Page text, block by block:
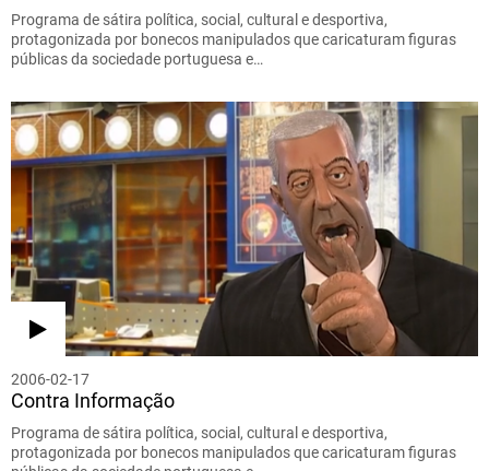
Programa de sátira política, social, cultural e desportiva,
protagonizada por bonecos manipulados que caricaturam figuras
públicas da sociedade portuguesa e…
2006-02-17
Contra Informação
Programa de sátira política, social, cultural e desportiva,
protagonizada por bonecos manipulados que caricaturam figuras